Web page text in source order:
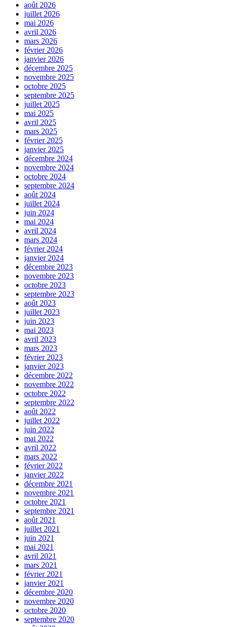
août 2026
juillet 2026
mai 2026
avril 2026
mars 2026
février 2026
janvier 2026
décembre 2025
novembre 2025
octobre 2025
septembre 2025
juillet 2025
mai 2025
avril 2025
mars 2025
février 2025
janvier 2025
décembre 2024
novembre 2024
octobre 2024
septembre 2024
août 2024
juillet 2024
juin 2024
mai 2024
avril 2024
mars 2024
février 2024
janvier 2024
décembre 2023
novembre 2023
octobre 2023
septembre 2023
août 2023
juillet 2023
juin 2023
mai 2023
avril 2023
mars 2023
février 2023
janvier 2023
décembre 2022
novembre 2022
octobre 2022
septembre 2022
août 2022
juillet 2022
juin 2022
mai 2022
avril 2022
mars 2022
février 2022
janvier 2022
décembre 2021
novembre 2021
octobre 2021
septembre 2021
août 2021
juillet 2021
juin 2021
mai 2021
avril 2021
mars 2021
février 2021
janvier 2021
décembre 2020
novembre 2020
octobre 2020
septembre 2020